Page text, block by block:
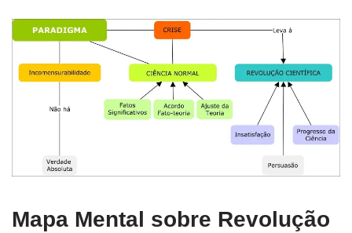
Mapa Mental sobre Revolução